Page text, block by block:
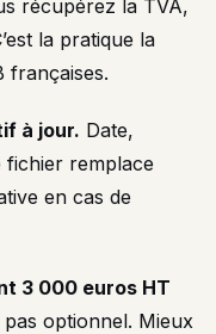
récupérez la TVA,
la pratique la
françaises.
à jour. Date,
fichier remplace
en cas de
3 000 euros HT
optionnel. Mieux